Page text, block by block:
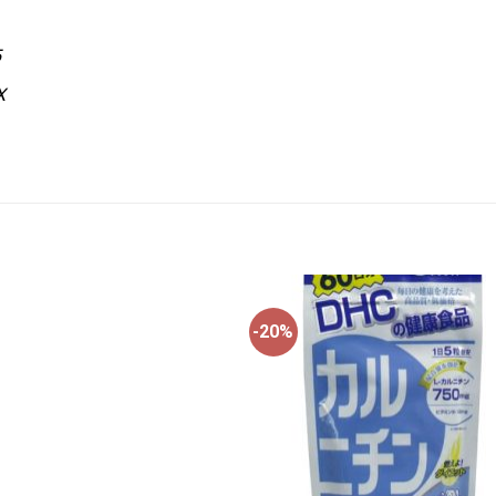
-20%